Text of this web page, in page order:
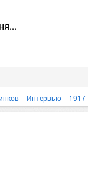
Интервью 1917